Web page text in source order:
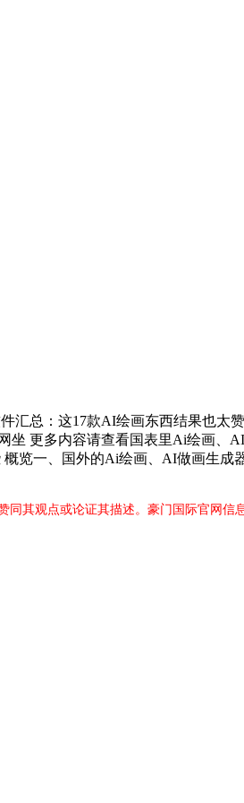
总：这17款AI绘画东西结果也太
更多内容请查看国表里Ai绘画
览一、国外的Ai绘画、AI做画生成
其观点或论证其描述。豪门国际官网信